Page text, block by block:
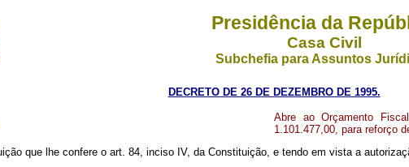
Presidência da
Casa Civil
Subchefia para Assuntos
DECRETO DE 26 DE DEZEMBRO DE 1995.
Abre ao Orçamento
1.101.477,00, para reforço
que lhe confere o art. 84, inciso IV, da Constituição, e tendo em vista a